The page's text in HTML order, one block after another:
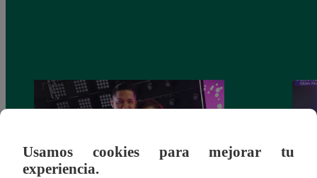
Usamos cookies para mejorar tu
experiencia.